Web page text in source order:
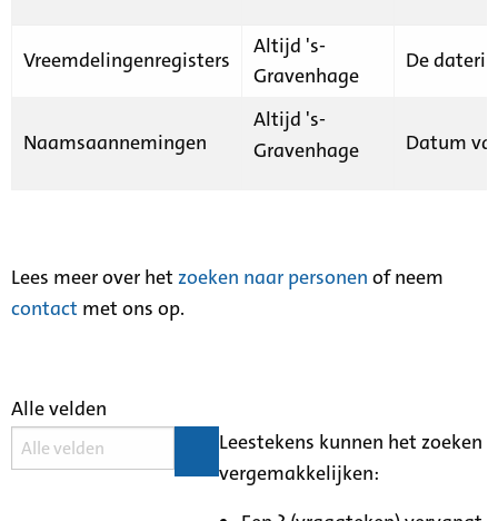
Vreemdelingenregisters
Altijd 's-
Gravenhage
De
Naamsaannemingen
Altijd 's-
Gravenhage
Datum
Lees meer over het zoeken naar personen of neem
contact met ons op.
Alle velden
Leestekens kunnen het zoeken
vergemakkelijken: